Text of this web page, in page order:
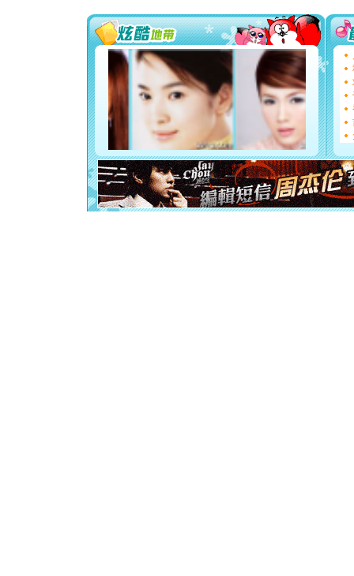
你太多，
要平安！
[圣诞节]
能正大
都要快乐
[圣诞节]
如意,快
[元旦]
看
断电。
你是我
[元旦]
起；二是
离。水晶
[元旦]当
泣，这痛
卖了。水